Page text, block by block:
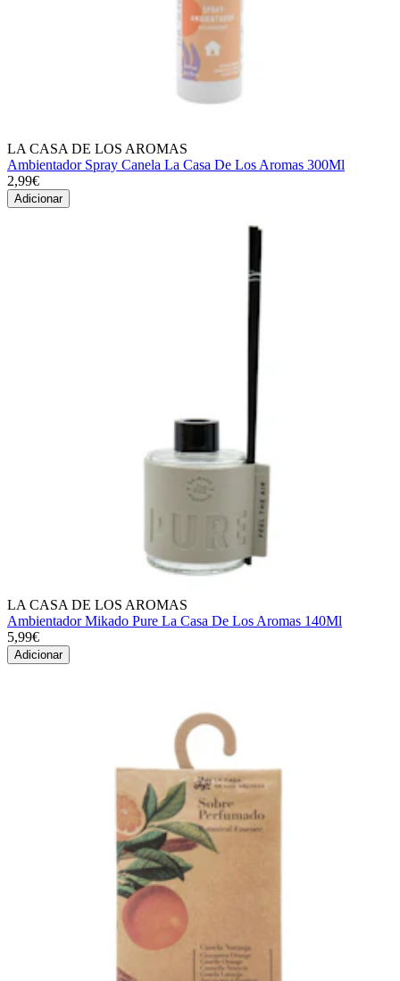
LA CASA DE LOS AROMAS
Ambientador Spray Canela La Casa De Los Aromas 300Ml
2,99€
Adicionar
LA CASA DE LOS AROMAS
Ambientador Mikado Pure La Casa De Los Aromas 140Ml
5,99€
Adicionar